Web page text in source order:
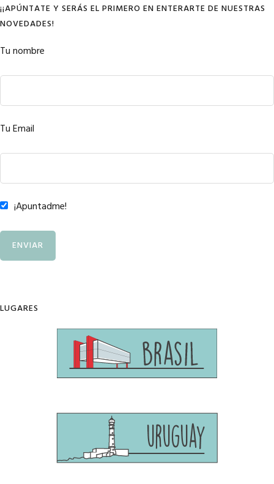
¡¡APÚNTATE Y SERÁS EL PRIMERO EN ENTERARTE DE NUESTRAS
NOVEDADES!
Tu nombre
Tu Email
¡Apuntadme!
LUGARES